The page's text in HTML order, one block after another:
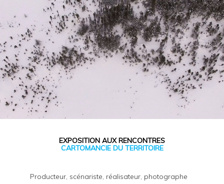
EXPOSITION AUX RENCONTRES
CARTOMANCIE DU TERRITOIRE
Producteur, scénariste, réalisateur, photographe